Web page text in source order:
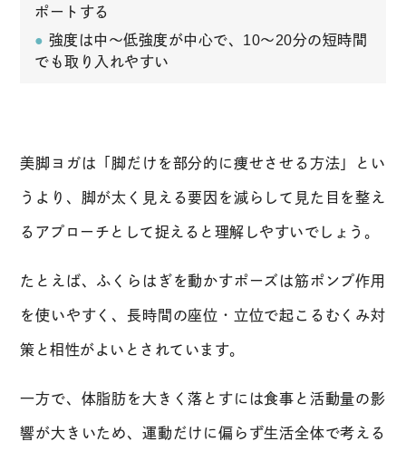
ポートする
強度は中〜低強度が中心で、10〜20分の短時間
でも取り入れやすい
美脚ヨガは「脚だけを部分的に痩せさせる方法」とい
うより、脚が太く見える要因を減らして見た目を整え
るアプローチとして捉えると理解しやすいでしょう。
たとえば、ふくらはぎを動かすポーズは筋ポンプ作用
を使いやすく、長時間の座位・立位で起こるむくみ対
策と相性がよいとされています。
一方で、体脂肪を大きく落とすには食事と活動量の影
響が大きいため、運動だけに偏らず生活全体で考える